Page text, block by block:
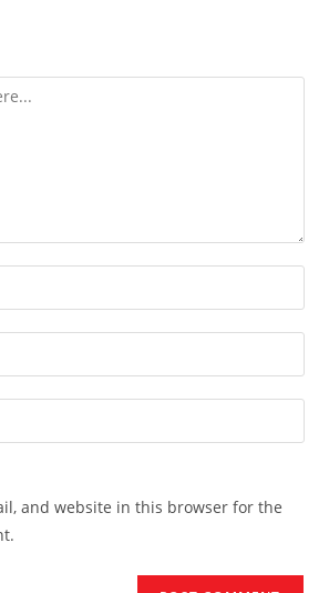
and website in this browser for the